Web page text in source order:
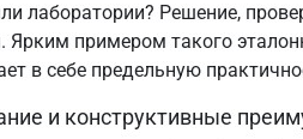
лаборатории? Решение,
Ярким примером такого
в себе предельную
и конструктивные